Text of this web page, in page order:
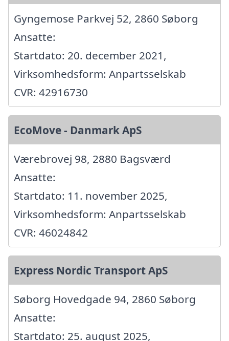
Gyngemose Parkvej 52, 2860 Søborg
Ansatte:
Startdato: 20. december 2021,
Virksomhedsform: Anpartsselskab
CVR: 42916730
EcoMove - Danmark ApS
Værebrovej 98, 2880 Bagsværd
Ansatte:
Startdato: 11. november 2025,
Virksomhedsform: Anpartsselskab
CVR: 46024842
Express Nordic Transport ApS
Søborg Hovedgade 94, 2860 Søborg
Ansatte:
Startdato: 25. august 2025,